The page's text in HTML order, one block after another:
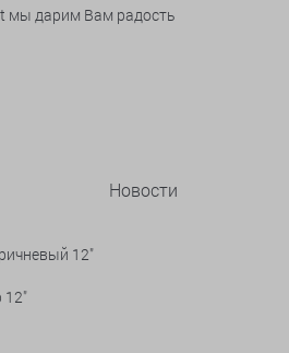
мы дарим Вам радость
Новости
12"
12"